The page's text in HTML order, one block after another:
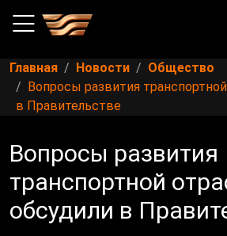
Главная Новости
Общество
Вопросы развития
в Правительстве
Вопросы развития
транспортной
обсудили в